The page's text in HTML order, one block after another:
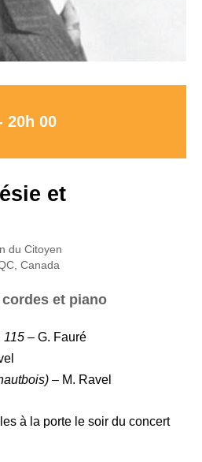
20h 00
et
du Citoyen
Canada
et piano
115 – G. Fauré
– M. Ravel
à la porte le soir du concert